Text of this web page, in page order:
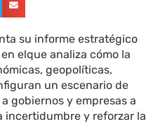
su informe estratégico
en elque analiza cómo la
geopolíticas,
un escenario de
gobiernos y empresas a
incertidumbre y reforzar la